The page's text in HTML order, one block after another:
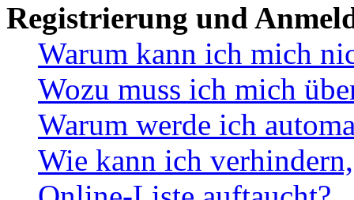
Registrierung und
Warum kann ich mich
Wozu muss ich mich
Warum werde ich
Wie kann ich